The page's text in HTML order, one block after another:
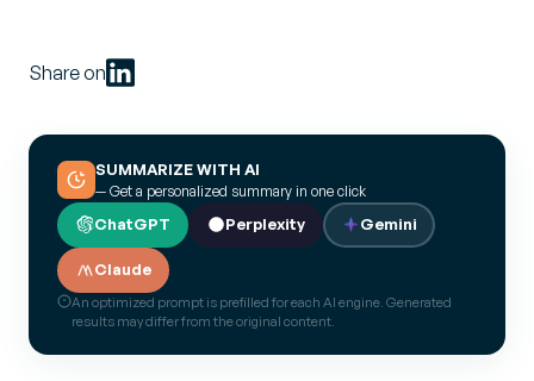
Share on
SUMMARIZE WITH AI
— Get a personalized summary in one click
ChatGPT Perplexity Gemini
Claude
An optimized prompt is prefilled for each AI engine. Generated
results may differ from the original content.